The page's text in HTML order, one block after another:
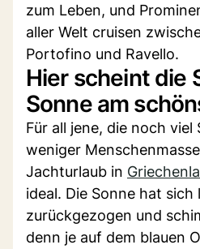
zum Leben, und
aller Welt cruisen
Portofino und Ravello.
Hier scheint die
Sonne am
Für all jene, die noch
weniger
Jachturlaub in
ideal. Die Sonne hat sich
zurückgezogen und
denn je auf dem blauen